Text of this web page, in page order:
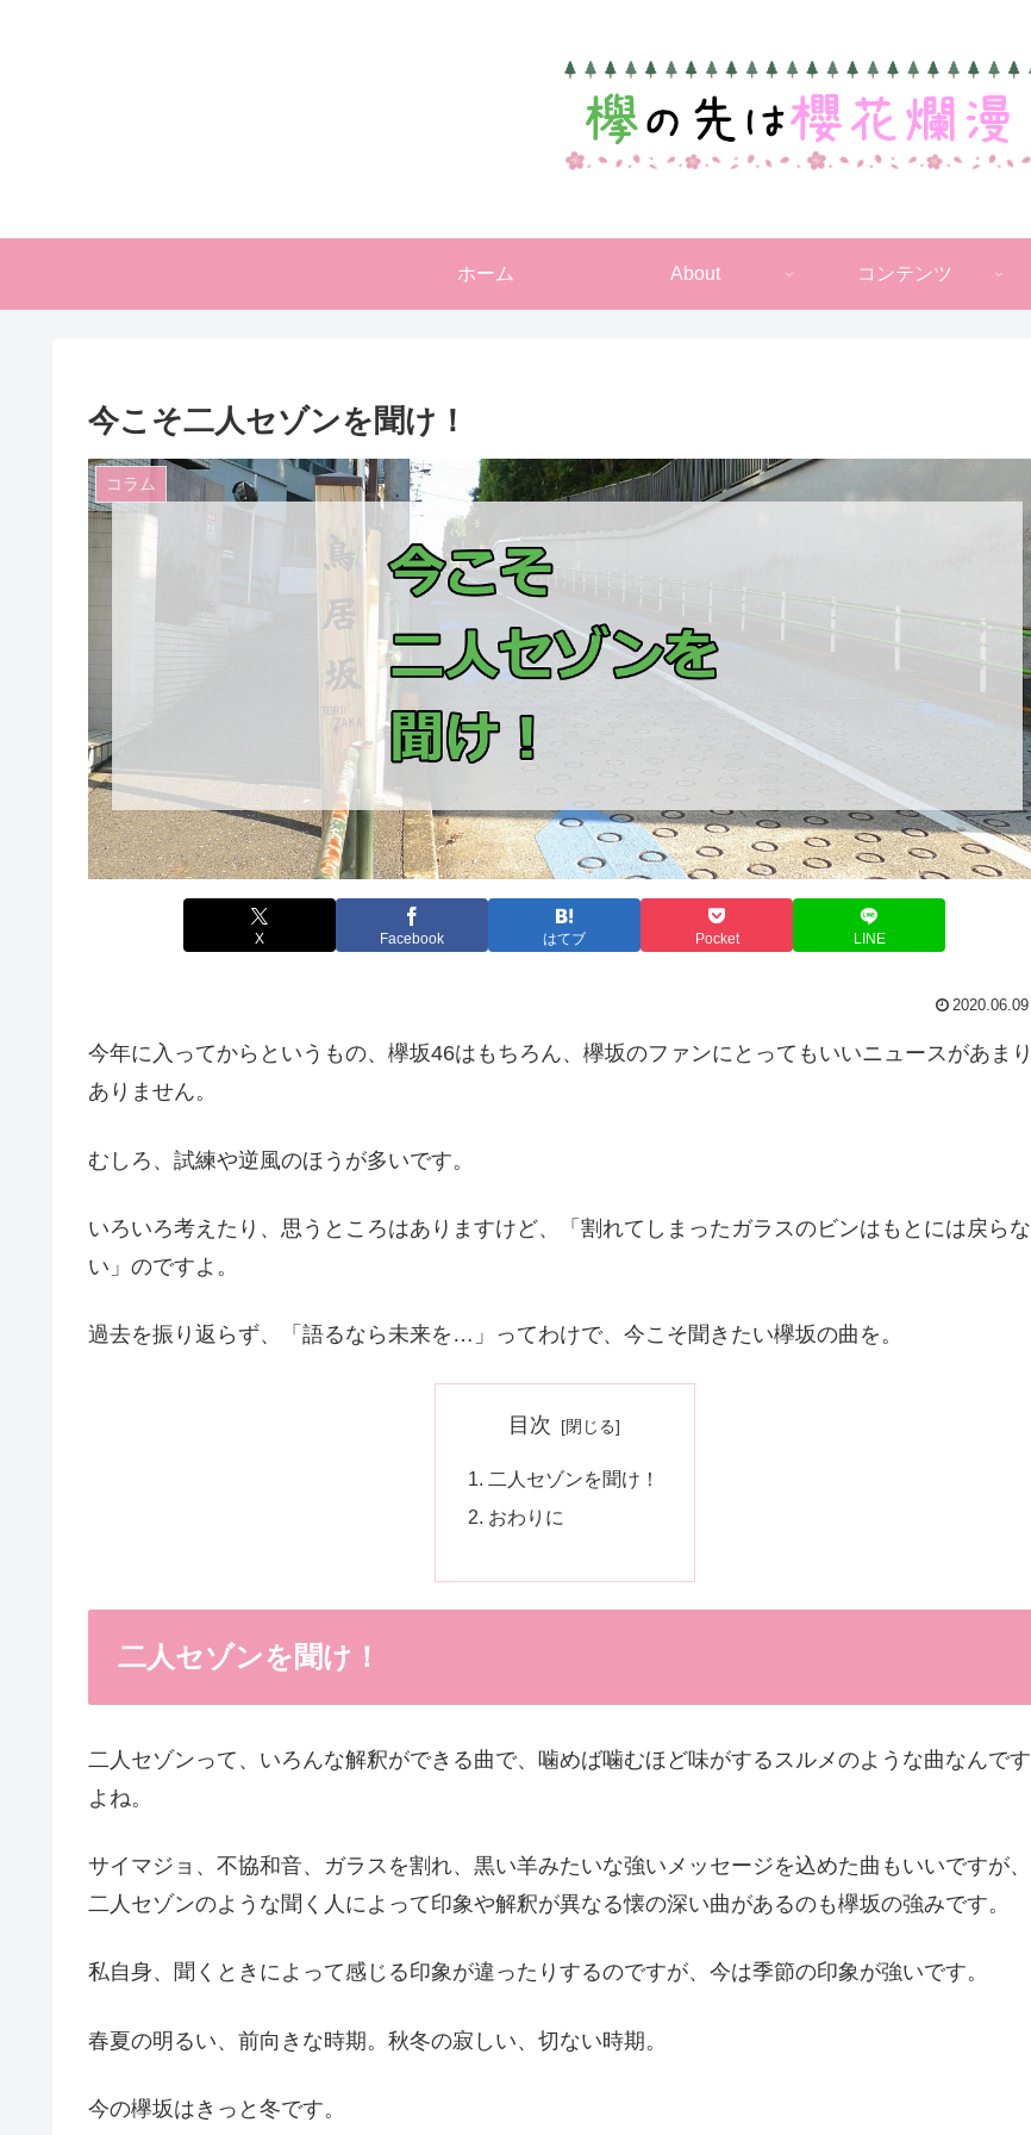
ホーム About コンテンツ
今こそ二人セゾンを聞け！
コラム
X Facebook はてブ Pocket LINE
2020.06.09
今年に入ってからというもの、欅坂46はもちろん、欅坂のファンにとってもいいニュースがあまり
ありません。
むしろ、試練や逆風のほうが多いです。
いろいろ考えたり、思うところはありますけど、「割れてしまったガラスのビンはもとには戻らな
い」のですよ。
過去を振り返らず、「語るなら未来を…」ってわけで、今こそ聞きたい欅坂の曲を。
目次
二人セゾンを聞け！
おわりに
二人セゾンを聞け！
二人セゾンって、いろんな解釈ができる曲で、噛めば噛むほど味がするスルメのような曲なんです
よね。
サイマジョ、不協和音、ガラスを割れ、黒い羊みたいな強いメッセージを込めた曲もいいですが、
二人セゾンのような聞く人によって印象や解釈が異なる懐の深い曲があるのも欅坂の強みです。
私自身、聞くときによって感じる印象が違ったりするのですが、今は季節の印象が強いです。
春夏の明るい、前向きな時期。秋冬の寂しい、切ない時期。
今の欅坂はきっと冬です。